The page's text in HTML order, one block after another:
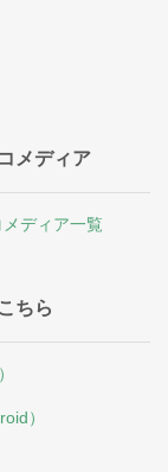
メディア
ディア一覧
ちら
）